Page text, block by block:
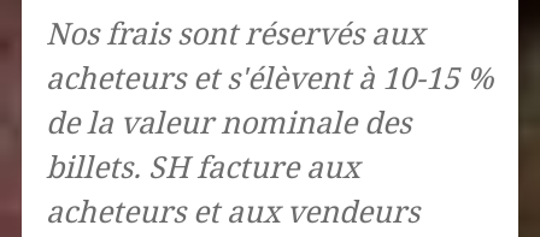
Nos frais sont réservés aux
acheteurs et s'élèvent à 10-15 %
de la valeur nominale des
billets. SH facture aux
acheteurs et aux vendeurs